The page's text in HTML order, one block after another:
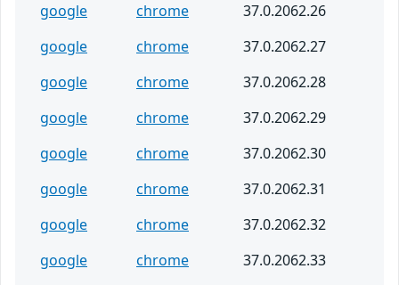
google
chrome
37.0.2062.26
google
chrome
37.0.2062.27
google
chrome
37.0.2062.28
google
chrome
37.0.2062.29
google
chrome
37.0.2062.30
google
chrome
37.0.2062.31
google
chrome
37.0.2062.32
google
chrome
37.0.2062.33